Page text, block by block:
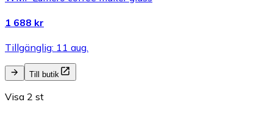
1 688 kr
Tillgänglig: 11 aug.
Till butik
Visa 2 st